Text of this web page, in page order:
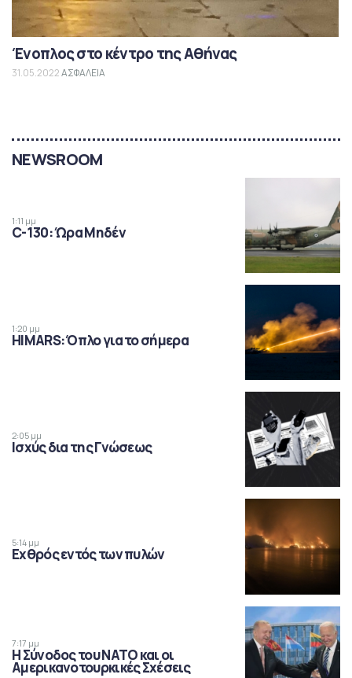
Ένοπλος στο κέντρο της Αθήνας
31.05.2022ΑΣΦΑΛΕΙΑ
NEWSROOM
1:11 μμ
C-130: Ώρα Μηδέν
1:20 μμ
HIMARS: Όπλο για το σήμερα
2:05 μμ
Ισχύς δια της Γνώσεως
5:14 μμ
Εχθρός εντός των πυλών
7:17 μμ
Η Σύνοδος του ΝΑΤΟ και οι
Αμερικανοτουρκικές Σχέσεις